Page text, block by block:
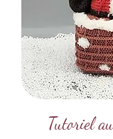
Tutoriel